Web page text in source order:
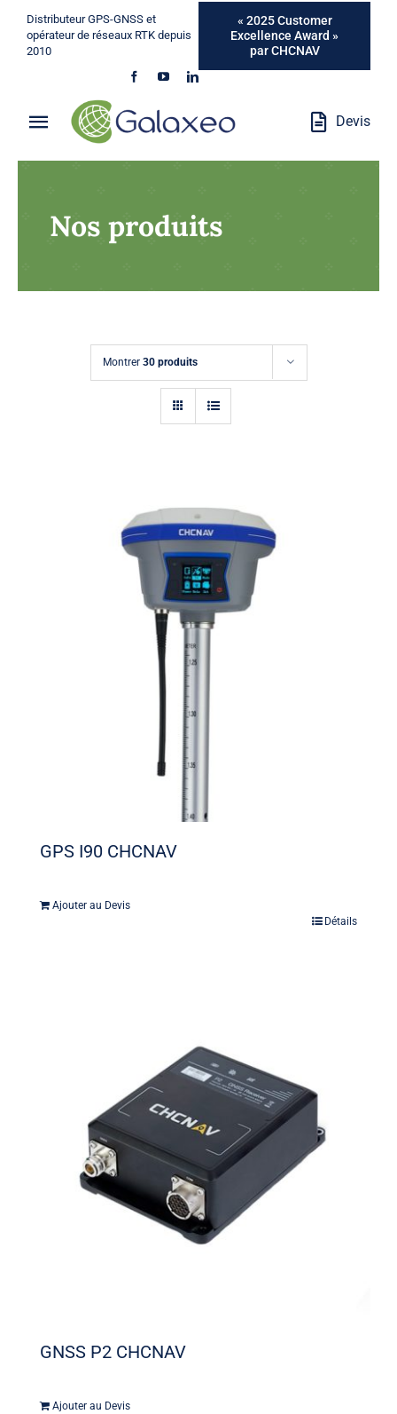
Passer
contenu
Distributeur GPS-GNSS et
opérateur de réseaux RTK depuis
2010
« 2025 Customer
Excellence Award »
par CHCNAV
Toggle
Navigation
Métiers
Devis
Nos produits
Montrer 30 produits
GPS I90 CHCNAV
Ajouter au Devis
Détails
GNSS P2 CHCNAV
Ajouter au Devis